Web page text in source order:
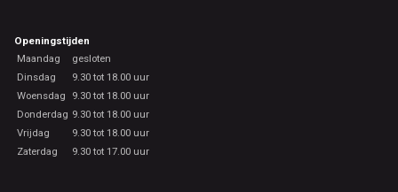
Openingstijden
Maandag
gesloten
Dinsdag
9.30 tot 18.00 uur
Woensdag
9.30 tot 18.00 uur
Donderdag 9.30 tot 18.00 uur
Vrijdag
9.30 tot 18.00 uur
Zaterdag
9.30 tot 17.00 uur